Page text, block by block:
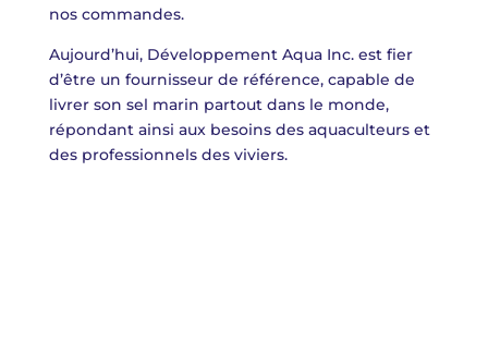
nos commandes.
Aujourd’hui, Développement Aqua Inc. est fier
d’être un fournisseur de référence, capable de
livrer son sel marin partout dans le monde,
répondant ainsi aux besoins des aquaculteurs et
des professionnels des viviers.